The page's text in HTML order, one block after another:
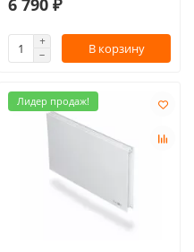
6 790 ₽
В корзину
Лидер продаж!